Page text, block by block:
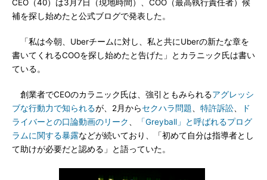
CEO（40）は3月7日（現地時間）、COO（最高執行責任者）候
補を探し始めたと公式ブログで発表した。
「私は今朝、Uberチームに対し、私と共にUberの新たな章を
書いてくれるCOOを探し始めたと告げた」とカラニック氏は書い
ている。
創業者でCEOのカラニック氏は、強引ともみられるアグレッシ
ブな行動力で知られるが、2月からセクハラ問題 特許訴訟
ド
ライバーとの口論動画のリーク
「Greyball」と呼ばれるプログ
ラムに関する暴露などが続いており、「初めて自分は指導者とし
て助けが必要だと認める」と語っていた。